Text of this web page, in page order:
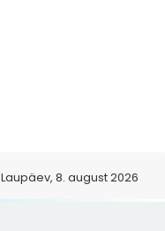
Laupäev, 8. august 2026